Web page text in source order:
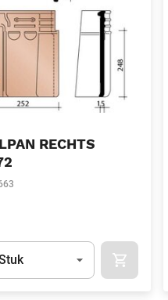
RECHTS